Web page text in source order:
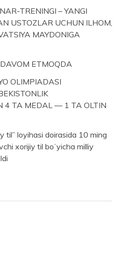
TRENINGI – YANGI
USTOZLAR UCHUN ILHOM,
MAYDONIGA
ETMOQDA
OLIMPIADASI
4 TA MEDAL — 1 TA OLTIN
til” loyihasi doirasida 10 ming
xorijiy til boʻyicha milliy